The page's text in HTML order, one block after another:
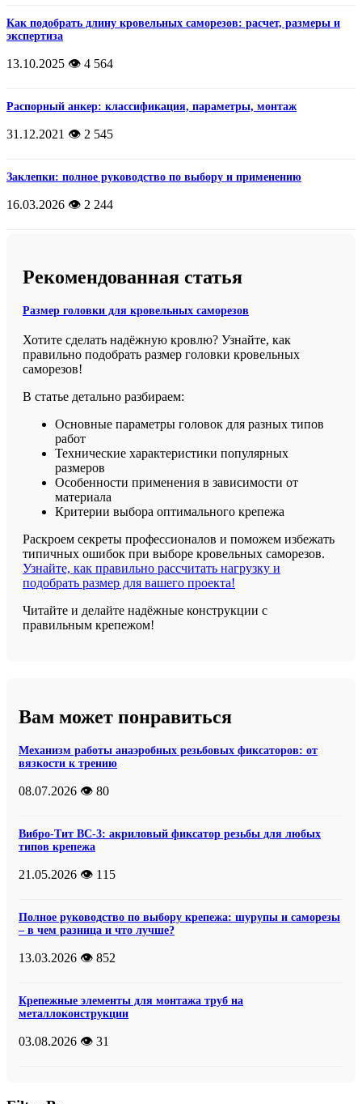
Как подобрать длину кровельных саморезов: расчет, размеры и
экспертиза
13.10.2025 👁️ 4 564
Распорный анкер: классификация, параметры, монтаж
31.12.2021 👁️ 2 545
Заклепки: полное руководство по выбору и применению
16.03.2026 👁️ 2 244
Рекомендованная статья
Размер головки для кровельных саморезов
Хотите сделать надёжную кровлю? Узнайте, как
правильно подобрать размер головки кровельных
саморезов!
В статье детально разбираем:
Основные параметры головок для разных типов
работ
Технические характеристики популярных
размеров
Особенности применения в зависимости от
материала
Критерии выбора оптимального крепежа
Раскроем секреты профессионалов и поможем избежать
типичных ошибок при выборе кровельных саморезов.
Узнайте, как правильно рассчитать нагрузку и
подобрать размер для вашего проекта!
Читайте и делайте надёжные конструкции с
правильным крепежом!
Вам может понравиться
Механизм работы анаэробных резьбовых фиксаторов: от
вязкости к трению
08.07.2026 👁️ 80
Вибро-Тит ВС-3: акриловый фиксатор резьбы для любых
типов крепежа
21.05.2026 👁️ 115
Полное руководство по выбору крепежа: шурупы и саморезы
– в чем разница и что лучше?
13.03.2026 👁️ 852
Крепежные элементы для монтажа труб на
металлоконструкции
03.08.2026 👁️ 31